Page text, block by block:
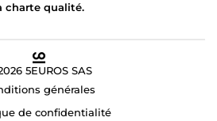
charte qualité.
5EUROS SAS
générales
de confidentialité